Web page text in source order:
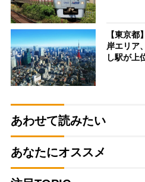
【東京
岸エリア
し駅が上
あわせて読みたい
あなたにオススメ